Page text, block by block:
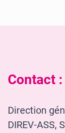
Contact :
Direction
DIREV-ASS,